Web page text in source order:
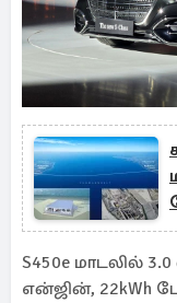
S450e மாடலில்
என்ஜின், 22kWh